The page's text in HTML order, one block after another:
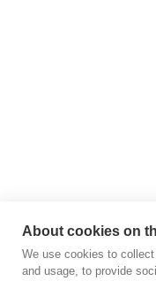
About cookies on
We use cookies to
and usage, to provide